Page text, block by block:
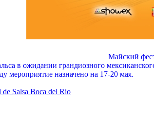
Майский
в ожидании грандиозного
мероприятие назначено на 17-20 мая.
Salsa Boca del Rio